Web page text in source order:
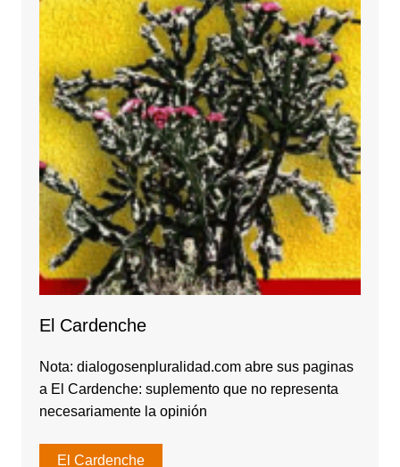
El Cardenche
Nota: dialogosenpluralidad.com abre sus paginas
a El Cardenche: suplemento que no representa
necesariamente la opinión
El Cardenche